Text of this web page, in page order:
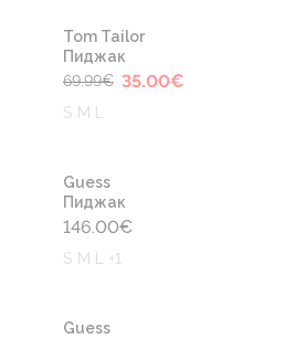
-50%
Tom Tailor
Пиджак
69.99€ 35.00€
S M L
Guess
Пиджак
146.00€
S M L +1
Guess